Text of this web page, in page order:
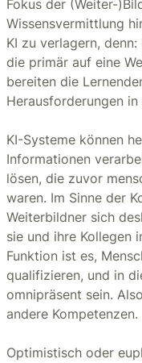
Fokus der (Weiter-
Wissensvermittlung
KI zu verlagern,
die primär auf eine
bereiten die
Herausforderungen
KI-Systeme können
Informationen
lösen, die zuvor
waren. Im Sinne der
Weiterbildner sich
sie und ihre Kollegen
Funktion ist es,
qualifizieren, und in
omnipräsent sein.
andere Kompetenzen.
Optimistisch oder